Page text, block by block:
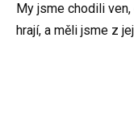
My jsme chodili
hrají, a měli jsme z